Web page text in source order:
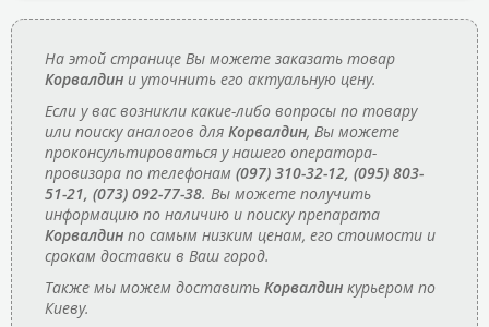
На этой странице Вы можете заказать товар
Корвалдин и уточнить его актуальную цену.
Если у вас возникли какие-либо вопросы по товару
или поиску аналогов для Корвалдин, Вы можете
проконсультироваться у нашего оператора-
провизора по телефонам (097) 310-32-12, (095) 803-
51-21, (073) 092-77-38. Вы можете получить
информацию по наличию и поиску препарата
Корвалдин по самым низким ценам, его стоимости и
срокам доставки в Ваш город.
Также мы можем доставить Корвалдин курьером по
Киеву.